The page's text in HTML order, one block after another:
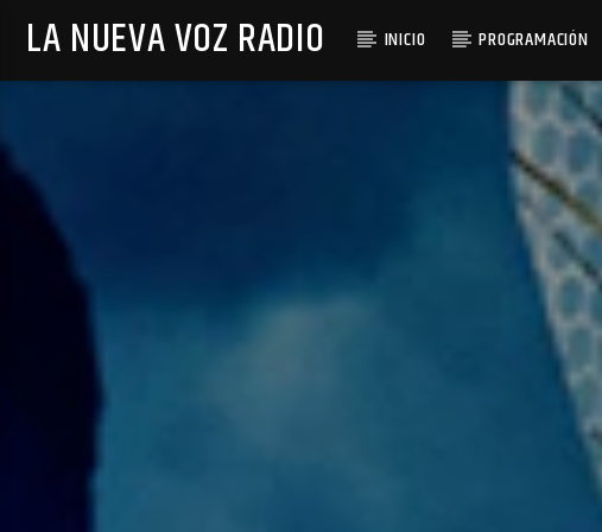
LA NUEVA VOZ RADIO INICIO PROGRAMACIÓN